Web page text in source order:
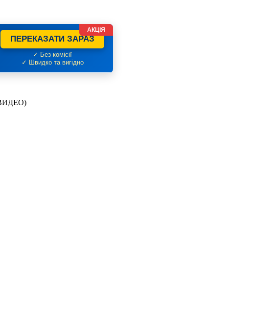
ПЕРЕКАЗАТИ ЗАРАЗ
✓ Без комісії
✓ Швидко та вигідно
АКЦІЯ